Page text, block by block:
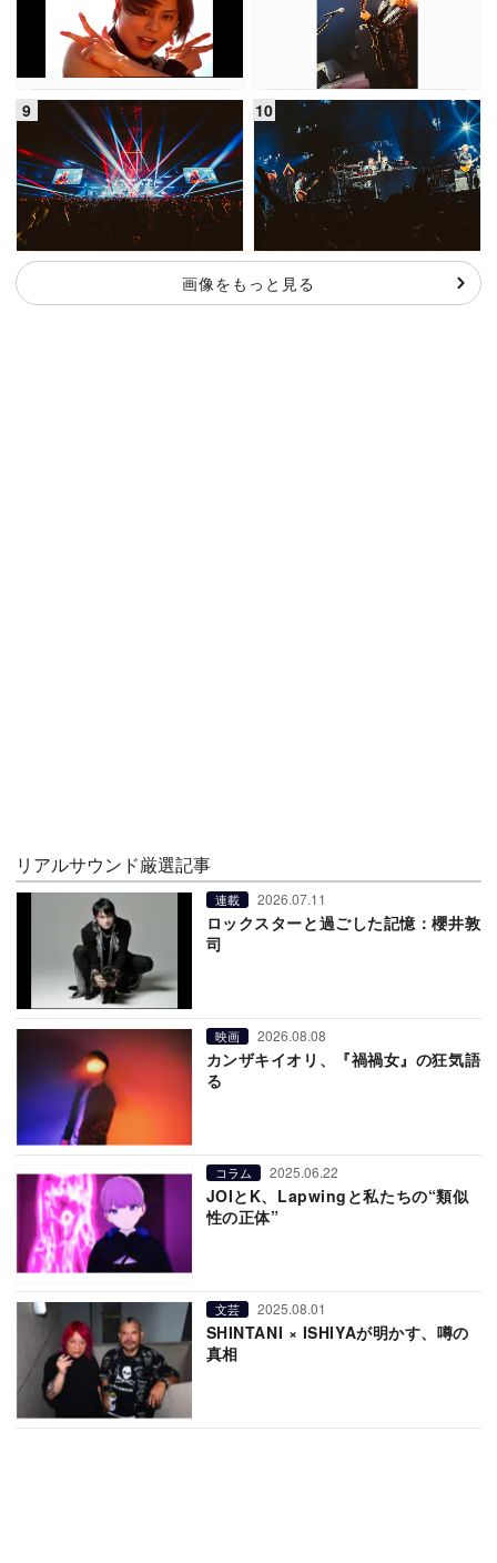
画像をもっと見る
リアルサウンド厳選記事
連載 2026.07.11
ロックスターと過ごした記憶：櫻井敦
司
映画 2026.08.08
カンザキイオリ、『禍禍女』の狂気語
る
コラム 2025.06.22
JOIとK、Lapwingと私たちの“類似
性の正体”
文芸 2025.08.01
SHINTANI × ISHIYAが明かす、噂の
真相